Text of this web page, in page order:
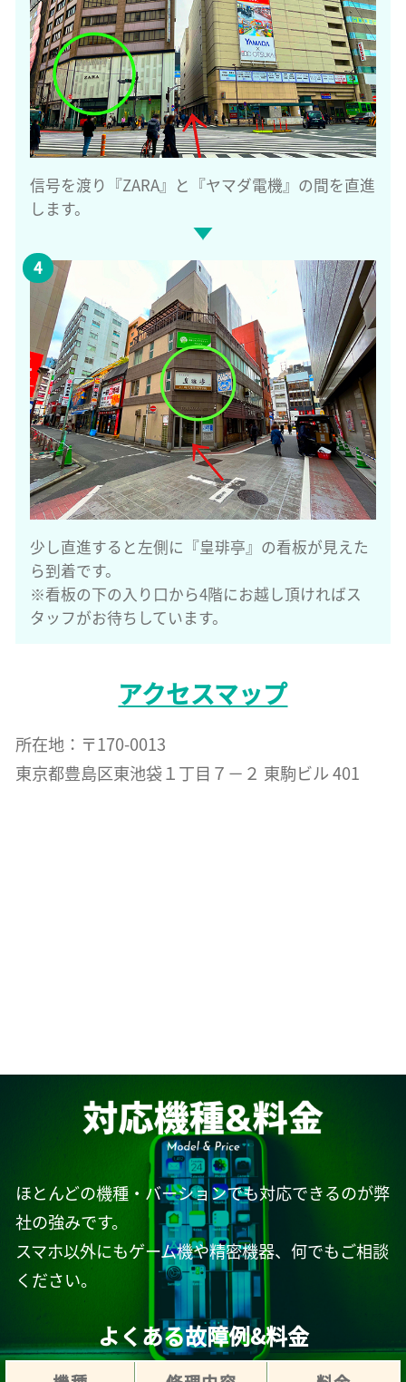
信号を渡り『ZARA』と『ヤマダ電機』の間を直進
します。
少し直進すると左側に『皇琲亭』の看板が見えた
ら到着です。
※看板の下の入り口から4階にお越し頂ければス
タッフがお待ちしています。
アクセスマップ
所在地：〒170-0013
東京都豊島区東池袋１丁目７−２ 東駒ビル 401
ほとんどの機種・バーションでも対応できるのが弊
社の強みです。
スマホ以外にもゲーム機や精密機器、何でもご相談
ください。
よくある故障例&料金